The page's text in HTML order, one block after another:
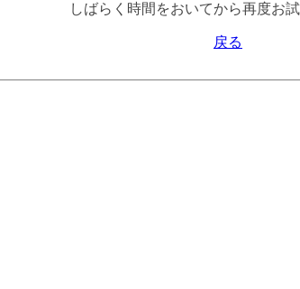
しばらく時間をおいてから再度お試
戻る